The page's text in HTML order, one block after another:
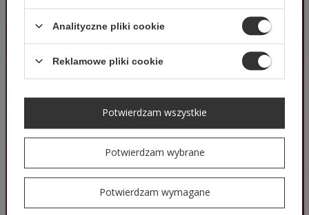
Analityczne pliki cookie
Reklamowe pliki cookie
Potwierdzam wybrane
Potwierdzam wymagane
Potwierdzam wszystkie